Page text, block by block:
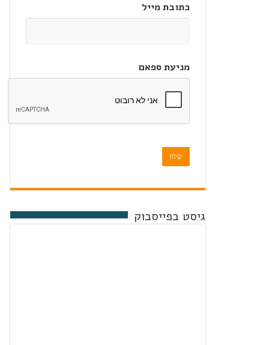
כתובת מייל
מניעת ספאם
שלח
גיסט בפייסבוק